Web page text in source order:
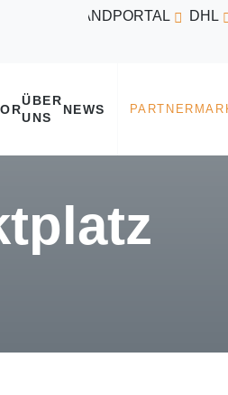
VERSANDPORTAL DHL